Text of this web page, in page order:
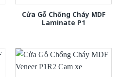
Cửa Gỗ Chống Cháy MDF
Laminate P1